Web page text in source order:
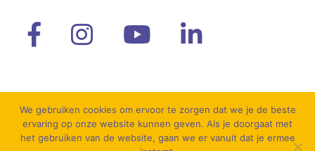
Juridische informatie Privacyverklaring Cookies
We gebruiken cookies om ervoor te zorgen dat we je de beste
ervaring op onze website kunnen geven. Als je doorgaat met
het gebruiken van de website, gaan we er vanuit dat je ermee